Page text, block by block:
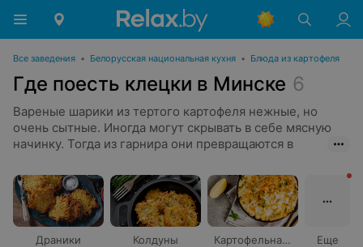
Все заведения • Белорусская национальная кухня • Блюда из картофеля
Где поесть клецки в Минске 6
Вареные шарики из тертого картофеля нежные, но
очень сытные. Иногда могут скрывать в себе мясную
начинку. Тогда из гарнира они превращаются в
клецками «с душой». Для аппетитности готовые
колобки смазывают топленым маслом и посыпают
зеленью. Есть их, как и многие картофельные блюда,
приятно со сметаной.
Драники Колдуны Картофельная бабка Еще